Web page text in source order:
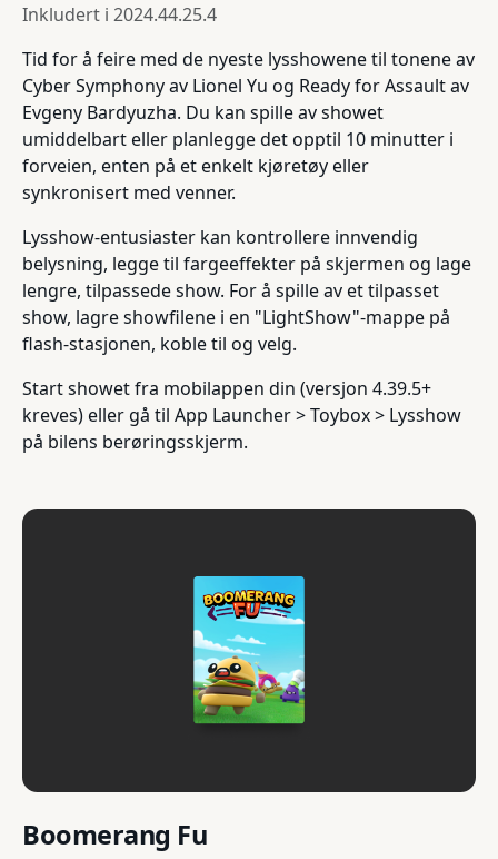
Inkludert i 2024.44.25.4
Tid for å feire med de nyeste lysshowene til tonene av
Cyber Symphony av Lionel Yu og Ready for Assault av
Evgeny Bardyuzha. Du kan spille av showet
umiddelbart eller planlegge det opptil 10 minutter i
forveien, enten på et enkelt kjøretøy eller
synkronisert med venner.
Lysshow-entusiaster kan kontrollere innvendig
belysning, legge til fargeeffekter på skjermen og lage
lengre, tilpassede show. For å spille av et tilpasset
show, lagre showfilene i en "LightShow"-mappe på
flash-stasjonen, koble til og velg.
Start showet fra mobilappen din (versjon 4.39.5+
kreves) eller gå til App Launcher > Toybox > Lysshow
på bilens berøringsskjerm.
Boomerang Fu